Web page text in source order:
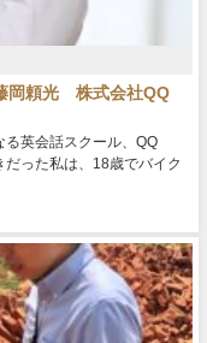
岡頼光 株式会社QQ
る英会話スクール、QQ
った私は、18歳でバイク